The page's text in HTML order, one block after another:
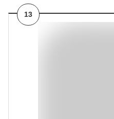
13